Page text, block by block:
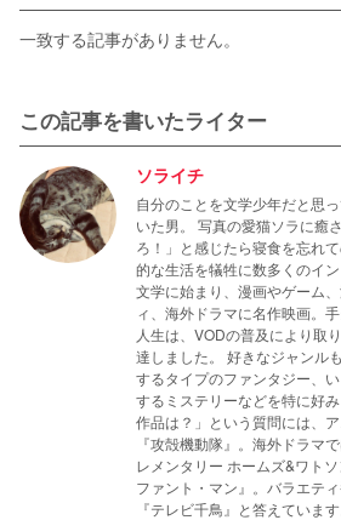
一致する記事がありません。
この記事を書いたライター
ソライチ
自分のことを文学少年だと思
いた男。 写真の愛猫ソラに癒
ろ！」と感じたら寝食を忘れ
的な生活を犠牲に数多くのイ
文学に始まり、漫画やゲーム
ィ、海外ドラマに名作映画。
人生は、VODの普及により取
達しました。 好きなジャンル
するタイプのファンタジー、
するミステリーなどを特に好
作品は？」という質問には、
『攻殻機動隊』。海外ドラマ
レメンタリー ホームズ&ワト
ファント・マン』。バラエテ
『テレビ千鳥』と答えています